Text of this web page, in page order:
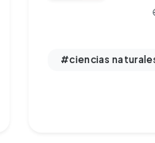
#ciencias